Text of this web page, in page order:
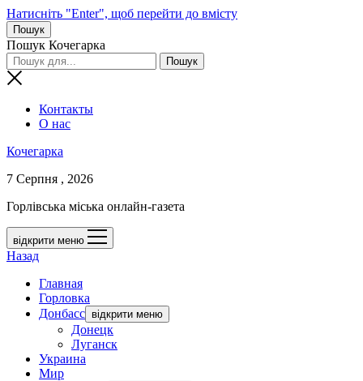
Натисніть "Enter", щоб перейти до вмісту
Пошук
Пошук Кочегарка
Контакты
О нас
Кочегарка
7 Серпня , 2026
Горлівська міська онлайн-газета
відкрити меню
Назад
Главная
Горловка
Донбасс відкрити меню
Донецк
Луганск
Украина
Мир